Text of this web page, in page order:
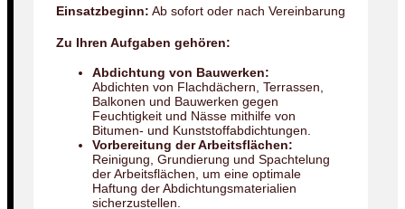
Einsatzbeginn: Ab sofort oder nach Vereinbarung
Zu Ihren Aufgaben gehören:
Abdichtung von Bauwerken:
Abdichten von Flachdächern, Terrassen,
Balkonen und Bauwerken gegen
Feuchtigkeit und Nässe mithilfe von
Bitumen- und Kunststoffabdichtungen.
Vorbereitung der Arbeitsflächen:
Reinigung, Grundierung und Spachtelung
der Arbeitsflächen, um eine optimale
Haftung der Abdichtungsmaterialien
sicherzustellen.